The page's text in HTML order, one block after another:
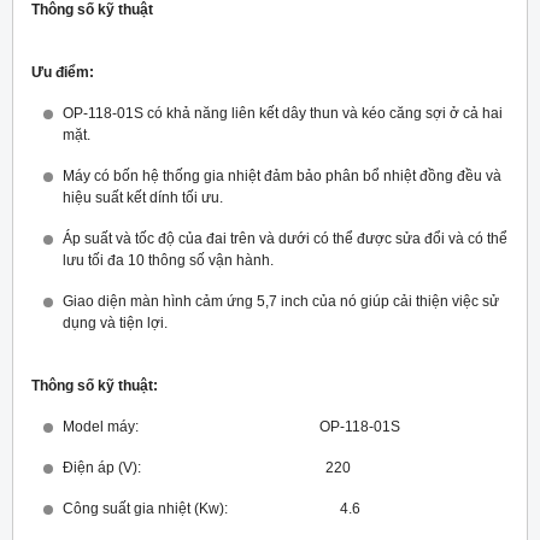
Thông số kỹ thuật
Ưu điểm:
OP-118-01S có khả năng liên kết dây thun và kéo căng sợi ở cả hai
mặt.
Máy có bốn hệ thống gia nhiệt đảm bảo phân bổ nhiệt đồng đều và
hiệu suất kết dính tối ưu.
Áp suất và tốc độ của đai trên và dưới có thể được sửa đổi và có thể
lưu tối đa 10 thông số vận hành.
Giao diện màn hình cảm ứng 5,7 inch của nó giúp cải thiện việc sử
dụng và tiện lợi.
Thông số kỹ thuật:
Model máy: OP-118-01S
Điện áp (V): 220
Công suất gia nhiệt (Kw): 4.6